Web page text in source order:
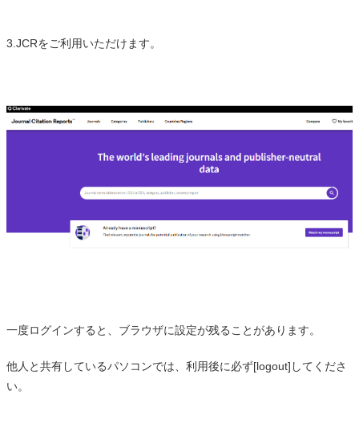
3.JCRをご利用いただけます。
一度ログインすると、ブラウザに設定が残ることがあります。
他人と共有しているパソコンでは、利用後に必ず[logout]してくださ
い。